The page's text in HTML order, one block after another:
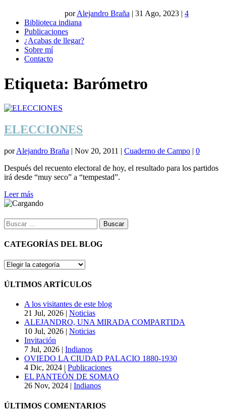
porAlejandro Braña | 31 Ago, 2023 | 4
Biblioteca indiana
Publicaciones
¿Acabas de llegar?
Sobre mí
Contacto
Etiqueta: Barómetro
ELECCIONES
porAlejandro Braña | Nov 20, 2011 | Cuaderno de Campo | 0
Después del recuento electoral de hoy, el resultado para los partidos
irá desde “muy seco” a “tempestad”.
Leer más
Buscar:
CATEGORÍAS DEL BLOG
CATEGORÍAS
BLOG
ÚLTIMOS ARTÍCULOS
A los visitantes de este blog
21 Jul, 2026 | Noticias
ALEJANDRO, UNA MIRADA COMPARTIDA
10 Jul, 2026 | Noticias
Invitación
7 Jul, 2026 | Indianos
OVIEDO LA CIUDAD PALACIO 1880-1930
4 Dic, 2024 | Publicaciones
EL PANTEÓN DE SOMAO
26 Nov, 2024 | Indianos
ÚLTIMOS COMENTARIOS